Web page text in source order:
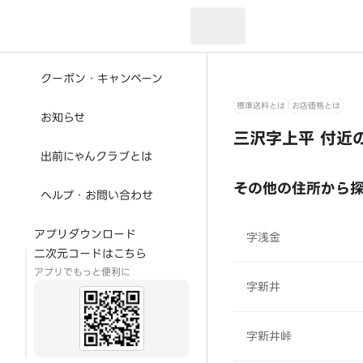
クーポン・キャンペーン
お知らせ
出前にゃんクラブとは
ヘルプ・お問い合わせ
アプリダウンロード
二次元コードはこちら
アプリでもっと便利に
標準送料とは お店価格とは
三沢字上平 付近
その他の住所から
字浅金
字新井
字新井峠